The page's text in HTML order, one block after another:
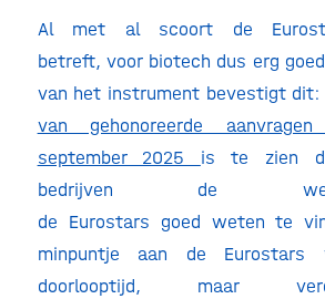
Al met al scoort de
betreft, voor biotech dus erg
van het instrument bevestigt
van gehonoreerde
september 2025 is te zien
bedrijven de
de Eurostars goed weten te
minpuntje aan de
doorlooptijd, maar